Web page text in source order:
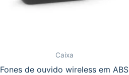
Caixa
Fones de ouvido wireless em ABS